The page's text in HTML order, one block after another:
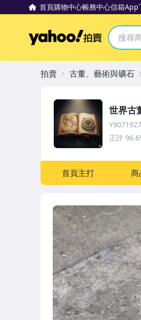
首頁購物中心帳務中心信箱App
Yahoo拍
世界古
正評
首頁主打 商
拍賣 古董、藝術與礦石